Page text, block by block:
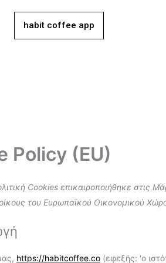
habit coffee app
Policy (EU)
Cookies επικαιροποιήθηκε στις
του Ευρωπαϊκού Οικονομικού
https://habitcoffee.co (εφεξής: 'ο